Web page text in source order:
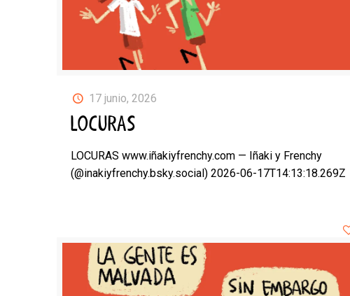
17 junio, 2026
LOCURAS
LOCURAS www.iñakiyfrenchy.com — Iñaki y Frenchy
(@inakiyfrenchy.bsky.social) 2026-06-17T14:13:18.269Z